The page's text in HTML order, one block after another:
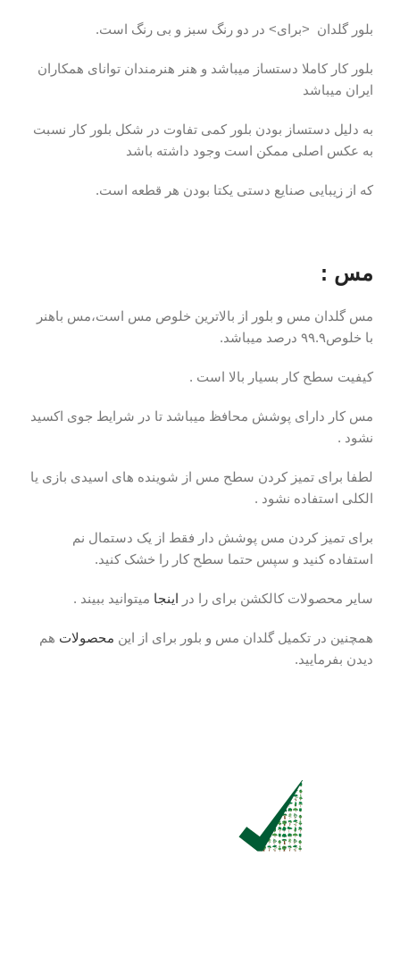
بلور گلدان <برای> در دو رنگ سبز و بی رنگ است.
بلور کار کاملا دستساز میباشد و هنر هنرمندان توانای همکاران
ایران میباشد
به دلیل دستساز بودن بلور کمی تفاوت در شکل بلور کار نسبت
به عکس اصلی ممکن است وجود داشته باشد
که از زیبایی صنایع دستی یکتا بودن هر قطعه است.
مس :
مس گلدان مس و بلور از بالاترین خلوص مس است،مس باهنر
با خلوص۹۹.۹ درصد میباشد.
کیفیت سطح کار بسیار بالا است .
مس کار دارای پوشش محافظ میباشد تا در شرایط جوی اکسید
نشود .
لطفا برای تمیز کردن سطح مس از شوینده های اسیدی بازی یا
الکلی استفاده نشود .
برای تمیز کردن مس پوشش دار فقط از یک دستمال نم
استفاده کنید و سپس حتما سطح کار را خشک کنید.
سایر محصولات کالکشن برای را در اینجا میتوانید ببیند .
همچنین در تکمیل گلدان مس و بلور برای از این محصولات هم
دیدن بفرمایید.